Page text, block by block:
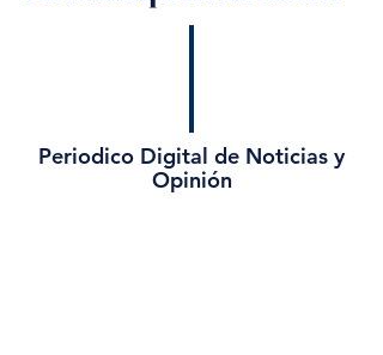
Periodico Digital de Noticias y
Opinión